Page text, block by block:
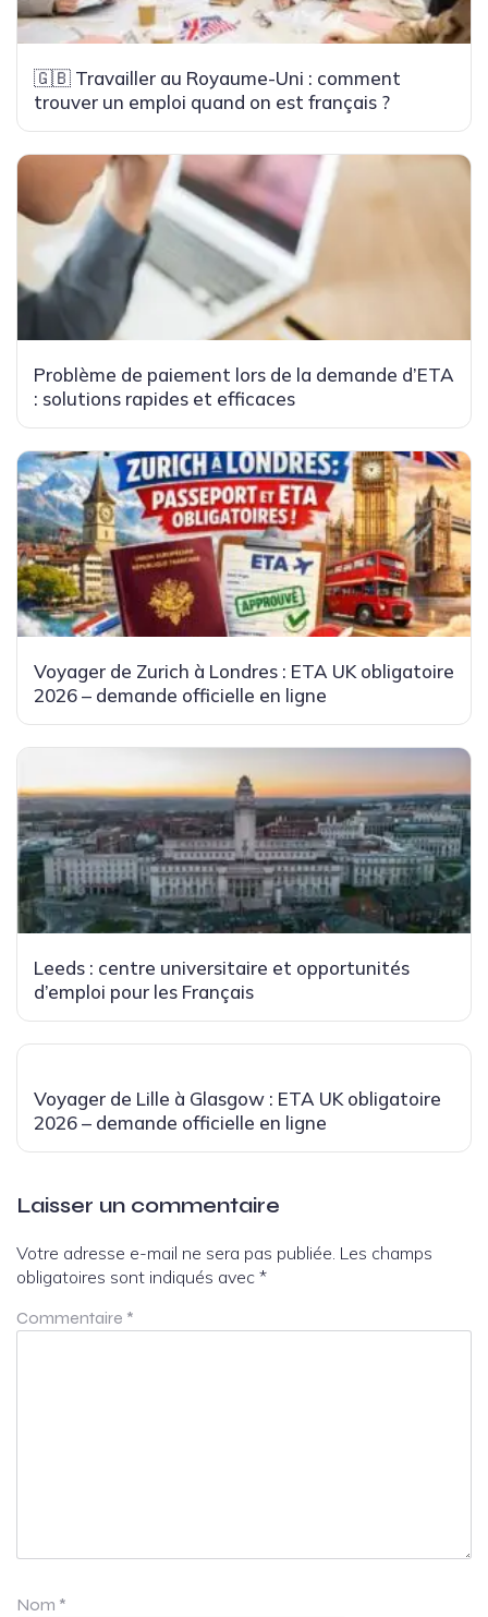
🇬🇧 Travailler au Royaume-Uni : comment
trouver un emploi quand on est français ?
Problème de paiement lors de la demande d’ETA
: solutions rapides et efficaces
Voyager de Zurich à Londres : ETA UK obligatoire
2026 – demande officielle en ligne
Leeds : centre universitaire et opportunités
d’emploi pour les Français
Voyager de Lille à Glasgow : ETA UK obligatoire
2026 – demande officielle en ligne
Laisser un commentaire
Votre adresse e-mail ne sera pas publiée. Les champs
obligatoires sont indiqués avec *
Commentaire *
Nom *